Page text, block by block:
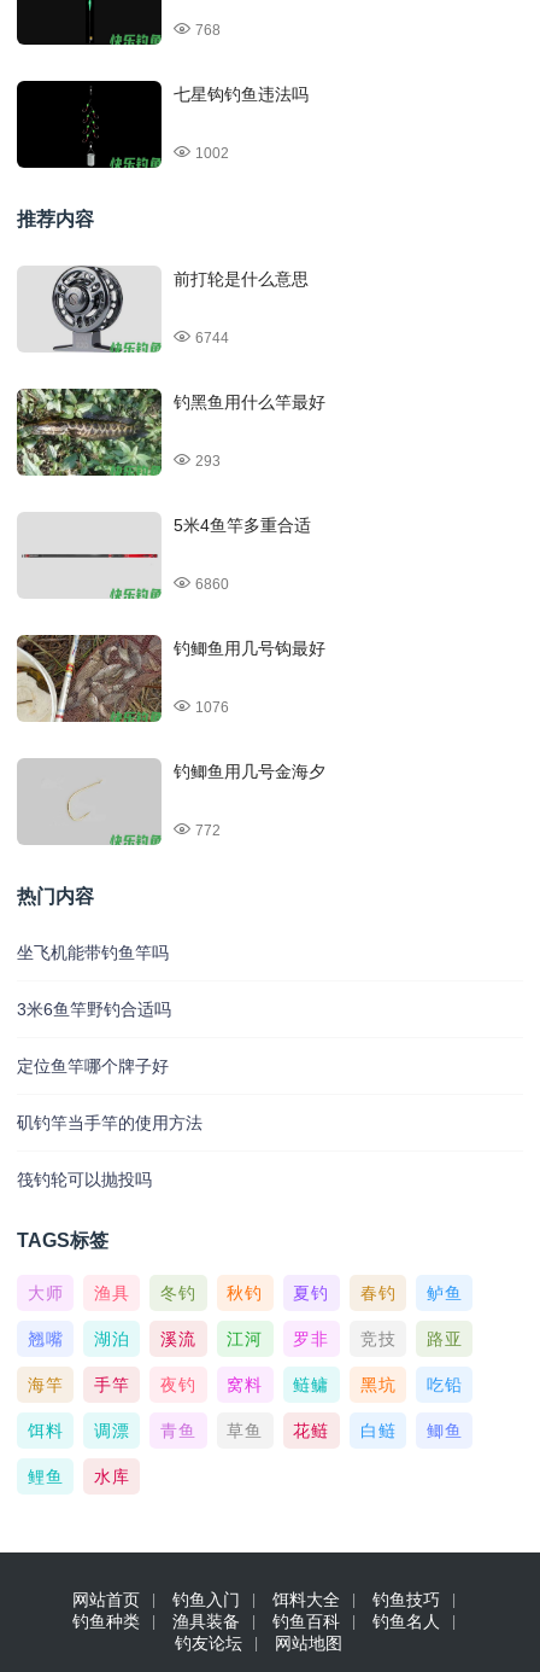
768
七星钩钓鱼违法吗
1002
推荐内容
前打轮是什么意思
6744
钓黑鱼用什么竿最好
293
5米4鱼竿多重合适
6860
钓鲫鱼用几号钩最好
1076
钓鲫鱼用几号金海夕
772
热门内容
坐飞机能带钓鱼竿吗
3米6鱼竿野钓合适吗
定位鱼竿哪个牌子好
矶钓竿当手竿的使用方法
筏钓轮可以抛投吗
TAGS标签
大师 渔具 冬钓 秋钓 夏钓 春钓 鲈鱼
翘嘴 湖泊 溪流 江河 罗非 竞技 路亚
海竿 手竿 夜钓 窝料 鲢鳙 黑坑 吃铅
饵料 调漂 青鱼 草鱼 花鲢 白鲢 鲫鱼
鲤鱼 水库
网站首页 钓鱼入门 饵料大全
钓鱼技巧
钓鱼种类
渔具装备 钓鱼百科
钓鱼名人
钓友论坛
网站地图